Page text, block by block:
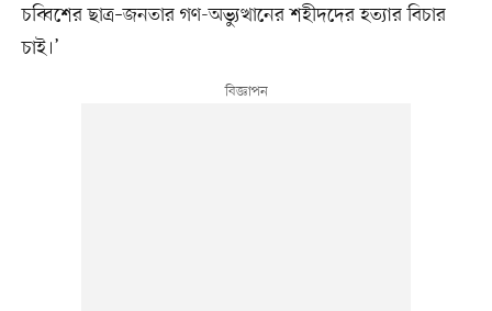
চব্বিশের ছাত্র–জনতার গণ-অভ্যুত্থানের শহীদদের হত্যার বিচার
চাই।’